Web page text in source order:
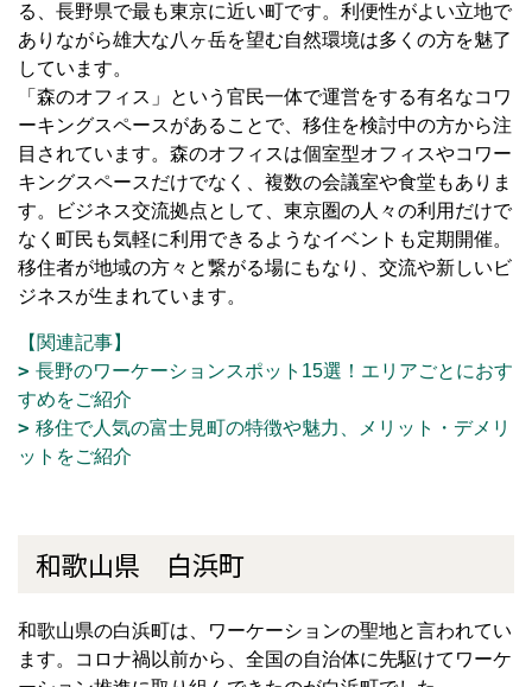
る、長野県で最も東京に近い町です。利便性がよい立地で
ありながら雄大な八ヶ岳を望む自然環境は多くの方を魅了
しています。
「森のオフィス」という官民一体で運営をする有名なコワ
ーキングスペースがあることで、移住を検討中の方から注
目されています。森のオフィスは個室型オフィスやコワー
キングスペースだけでなく、複数の会議室や食堂もありま
す。ビジネス交流拠点として、東京圏の人々の利用だけで
なく町民も気軽に利用できるようなイベントも定期開催。
移住者が地域の方々と繋がる場にもなり、交流や新しいビ
ジネスが生まれています。
【関連記事】
長野のワーケーションスポット15選！エリアごとにおす
すめをご紹介
移住で人気の富士見町の特徴や魅力、メリット・デメリ
ットをご紹介
和歌山県 白浜町
和歌山県の白浜町は、ワーケーションの聖地と言われてい
ます。コロナ禍以前から、全国の自治体に先駆けてワーケ